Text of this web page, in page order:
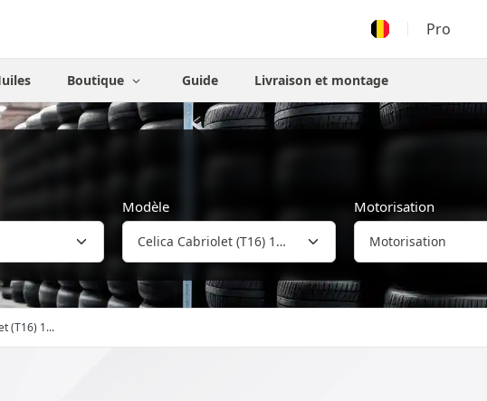
Pro
Boutique Guide Livraison et montage
Modèle Motorisation
(T16) 1...